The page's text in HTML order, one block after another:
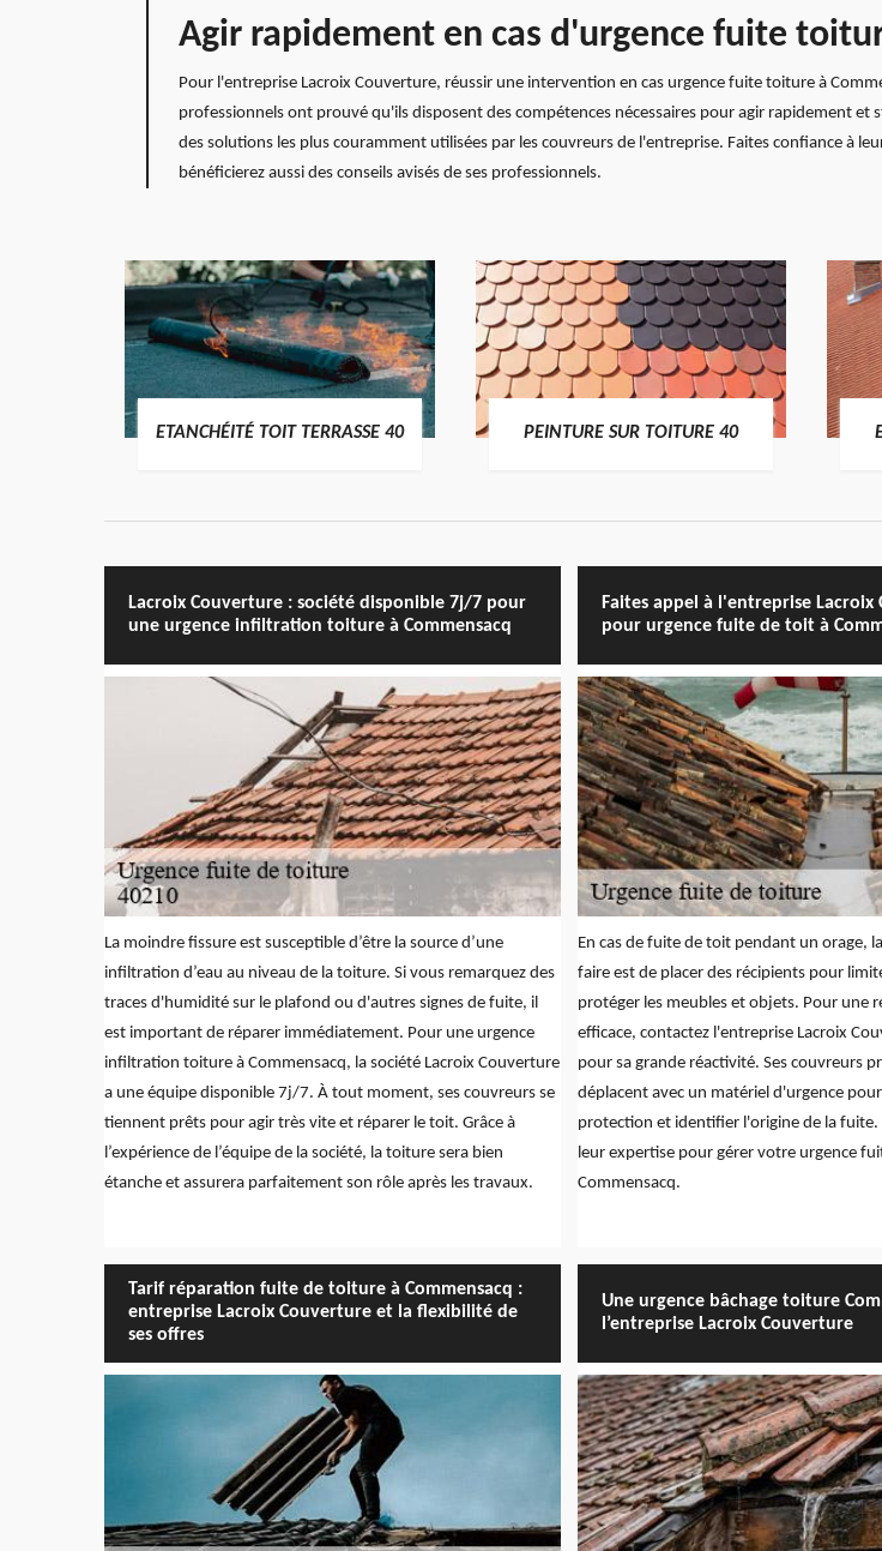
Agir rapidement en cas d'urgence fuite
Pour l'entreprise Lacroix Couverture, réussir une intervention en cas urgence fuite toiture à
professionnels ont prouvé qu'ils disposent des compétences nécessaires pour agir rapidement
des solutions les plus couramment utilisées par les couvreurs de l'entreprise. Faites confiance à
bénéficierez aussi des conseils avisés de ses professionnels.
ETANCHÉITÉ TOIT TERRASSE 40 PEINTURE SUR TOITURE 40
Lacroix Couverture : société disponible 7j/7 pour
une urgence infiltration toiture à Commensacq
La moindre fissure est susceptible d’être la source d’une
infiltration d’eau au niveau de la toiture. Si vous remarquez des
traces d'humidité sur le plafond ou d'autres signes de fuite, il
est important de réparer immédiatement. Pour une urgence
infiltration toiture à Commensacq, la société Lacroix Couverture
a une équipe disponible 7j/7. À tout moment, ses couvreurs se
tiennent prêts pour agir très vite et réparer le toit. Grâce à
l’expérience de l’équipe de la société, la toiture sera bien
étanche et assurera parfaitement son rôle après les travaux.
Faites appel à l'entreprise Lacroix
pour urgence fuite de toit à
En cas de fuite de toit pendant un orage,
faire est de placer des récipients pour
protéger les meubles et objets. Pour une
efficace, contactez l'entreprise Lacroix
pour sa grande réactivité. Ses couvreurs
déplacent avec un matériel d'urgence
protection et identifier l'origine de la fuite.
leur expertise pour gérer votre urgence
Commensacq.
Tarif réparation fuite de toiture à Commensacq :
entreprise Lacroix Couverture et la flexibilité de
ses offres
Une urgence bâchage toiture
l’entreprise Lacroix Couverture